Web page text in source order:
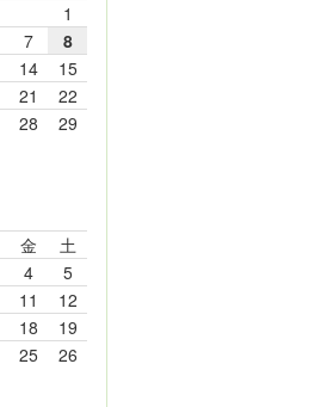
1
7
8
14
15
21
22
28
29
金
土
4
5
11
12
18
19
25
26